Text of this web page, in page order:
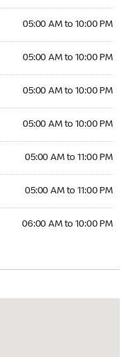
05:00 AM to 10:00 PM
05:00 AM to 10:00 PM
05:00 AM to 10:00 PM
05:00 AM to 10:00 PM
05:00 AM to 11:00 PM
05:00 AM to 11:00 PM
06:00 AM to 10:00 PM